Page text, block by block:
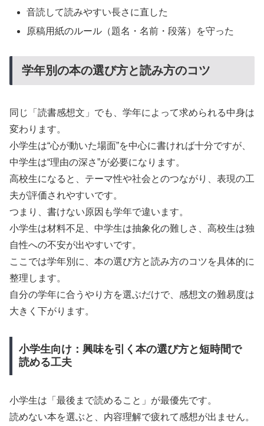
音読して読みやすい長さに直した
原稿用紙のルール（題名・名前・段落）を守った
学年別の本の選び方と読み方のコツ
同じ「読書感想文」でも、学年によって求められる中身は
変わります。
小学生は“心が動いた場面”を中心に書ければ十分ですが、
中学生は“理由の深さ”が必要になります。
高校生になると、テーマ性や社会とのつながり、表現の工
夫が評価されやすいです。
つまり、書けない原因も学年で違います。
小学生は材料不足、中学生は抽象化の難しさ、高校生は独
自性への不安が出やすいです。
ここでは学年別に、本の選び方と読み方のコツを具体的に
整理します。
自分の学年に合うやり方を選ぶだけで、感想文の難易度は
大きく下がります。
小学生向け：興味を引く本の選び方と短時間で
読める工夫
小学生は「最後まで読めること」が最優先です。
読めない本を選ぶと、内容理解で疲れて感想が出ません。